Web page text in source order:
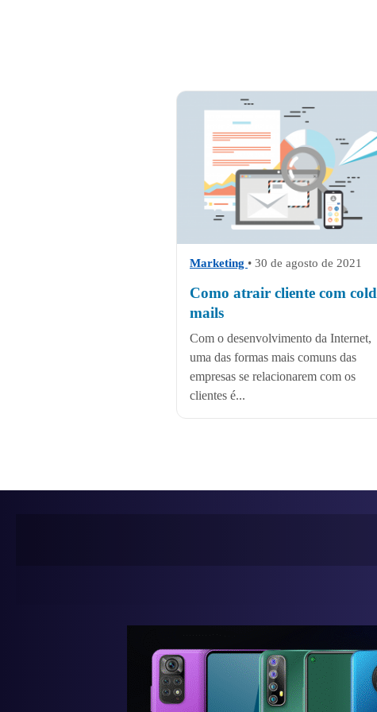
Marketing • 30 de agosto de 2021
Como atrair cliente com cold
mails
Com o desenvolvimento da Internet,
uma das formas mais comuns das
empresas se relacionarem com os
clientes é...